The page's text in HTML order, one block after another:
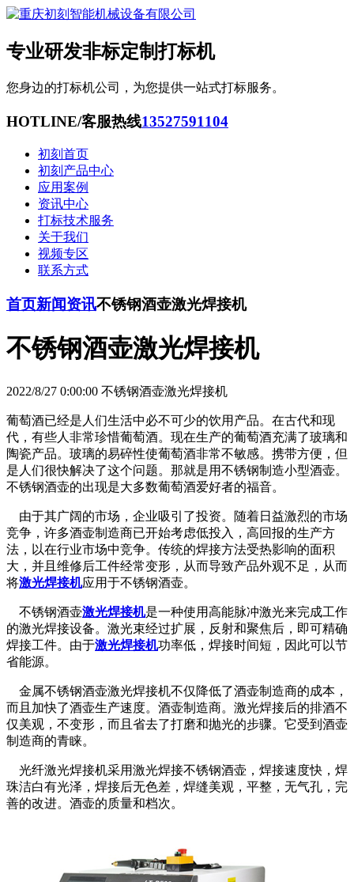
专业研发非标定制打标机
您身边的打标机公司，为您提供一站式打标服务。
HOTLINE/客服热线13527591104
初刻首页
初刻产品中心
应用案例
资讯中心
打标技术服务
关于我们
视频专区
联系方式
首页新闻资讯不锈钢酒壶激光焊接机
不锈钢酒壶激光焊接机
2022/8/27 0:00:00 不锈钢酒壶激光焊接机
葡萄酒已经是人们生活中必不可少的饮用产品。在古代和现
代，有些人非常珍惜葡萄酒。现在生产的葡萄酒充满了玻璃和
陶瓷产品。玻璃的易碎性使葡萄酒非常不敏感。携带方便，但
是人们很快解决了这个问题。那就是用不锈钢制造小型酒壶。
不锈钢酒壶的出现是大多数葡萄酒爱好者的福音。
由于其广阔的市场，企业吸引了投资。随着日益激烈的市场
竞争，许多酒壶制造商已开始考虑低投入，高回报的生产方
法，以在行业市场中竞争。传统的焊接方法受热影响的面积
大，并且维修后工件经常变形，从而导致产品外观不足，从而
将激光焊接机应用于不锈钢酒壶。
不锈钢酒壶激光焊接机是一种使用高能脉冲激光来完成工作
的激光焊接设备。激光束经过扩展，反射和聚焦后，即可精确
焊接工件。由于激光焊接机功率低，焊接时间短，因此可以节
省能源。
金属不锈钢酒壶激光焊接机不仅降低了酒壶制造商的成本，
而且加快了酒壶生产速度。酒壶制造商。激光焊接后的排酒不
仅美观，不变形，而且省去了打磨和抛光的步骤。它受到酒壶
制造商的青睐。
光纤激光焊接机采用激光焊接不锈钢酒壶，焊接速度快，焊
珠洁白有光泽，焊接后无色差，焊缝美观，平整，无气孔，完
善的改进。酒壶的质量和档次。